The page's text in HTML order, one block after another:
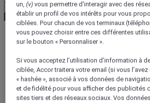
Valider ma devise
Page d'accueil
Trésors culturels
5 cafés incontournables à Vienne
un,(v) vous permettre d'interagir avec des
établir un profil de vos intérêts pour vous
ciblées. Pour chacun de vos terminaux
vous pouvez choisir entre ces différentes
sur le bouton « Personnaliser ».
Si vous acceptez l’utilisation d’information à
ciblée, Accor traitera votre email (si vous
« hashée », associé à vos données de
et de fidélité pour vous afficher des publicités
sites tiers et des réseaux sociaux. Vos